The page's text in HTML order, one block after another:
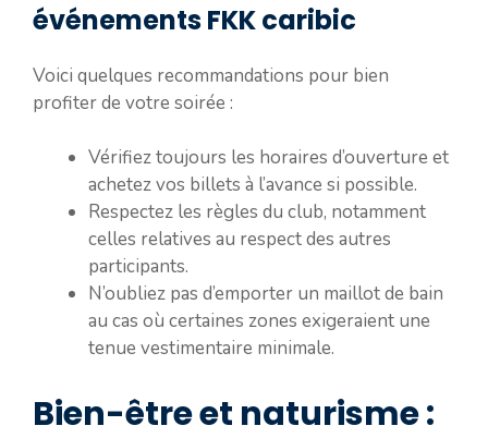
événements FKK caribic
Voici quelques recommandations pour bien
profiter de votre soirée :
Vérifiez toujours les horaires d’ouverture et
achetez vos billets à l’avance si possible.
Respectez les règles du club, notamment
celles relatives au respect des autres
participants.
N’oubliez pas d’emporter un maillot de bain
au cas où certaines zones exigeraient une
tenue vestimentaire minimale.
Bien-être et naturisme :